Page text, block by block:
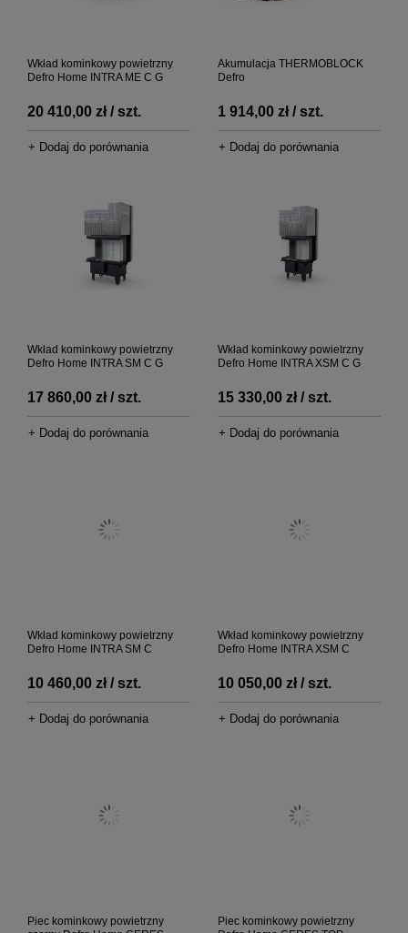
Wkład kominkowy powietrzny
Defro Home INTRA ME C G
20 410,00 zł / szt.
+ Dodaj do porównania
Akumulacja THERMOBLOCK
Defro
1 914,00 zł / szt.
+ Dodaj do porównania
Wkład kominkowy powietrzny
Defro Home INTRA SM C G
17 860,00 zł / szt.
+ Dodaj do porównania
Wkład kominkowy powietrzny
Defro Home INTRA XSM C G
15 330,00 zł / szt.
+ Dodaj do porównania
Wkład kominkowy powietrzny
Defro Home INTRA SM C
10 460,00 zł / szt.
+ Dodaj do porównania
Wkład kominkowy powietrzny
Defro Home INTRA XSM C
10 050,00 zł / szt.
+ Dodaj do porównania
Piec kominkowy powietrzny
Piec kominkowy powietrzny